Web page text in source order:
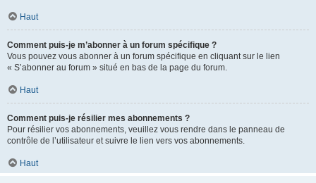
Haut
Comment puis-je m’abonner à un forum spécifique ?
Vous pouvez vous abonner à un forum spécifique en cliquant sur le lien
« S’abonner au forum » situé en bas de la page du forum.
Haut
Comment puis-je résilier mes abonnements ?
Pour résilier vos abonnements, veuillez vous rendre dans le panneau de
contrôle de l’utilisateur et suivre le lien vers vos abonnements.
Haut